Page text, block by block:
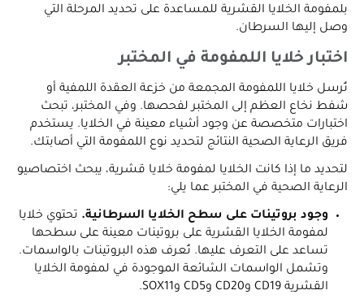
بلمفومة الخلايا القشرية للمساعدة على تحديد المرحلة التي
وصل إليها السرطان.
اختبار خلايا اللمفومة في المختبر
تُرسل خلايا اللمفومة المجمعة من خزعة العقدة اللمفية أو
شفط نخاع العظم إلى المختبر لفحصها. وفي المختبر، تبحث
اختبارات متخصصة عن وجود أشياء معينة في الخلايا. يستخدم
فريق الرعاية الصحية النتائج لتحديد نوع اللمفومة التي أصابتك.
لتحديد ما إذا كانت الخلايا لمفومة خلايا قشرية، يبحث اختصاصيو
الرعاية الصحية في المختبر عما يلي:
وجود بروتينات على سطح الخلايا السرطانية. تحتوي خلايا
لمفومة الخلايا القشرية على بروتينات معينة على سطحها
تساعد على التعرف عليها. تُعرف هذه البروتينات بالواسمات.
وتشمل الواسمات الشائعة الموجودة في لمفومة الخلايا
القشرية CD19 وCD20 وCD5 وSOX11.